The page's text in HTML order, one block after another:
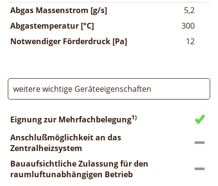
Abgas Massenstrom [g/s]
5,2
Abgastemperatur [°C]
300
Notwendiger Förderdruck [Pa]
12
weitere wichtige Geräteeigenschaften
Eignung zur Mehrfachbelegung1)
Anschlußmöglichkeit an das
Zentralheizsystem
Bauaufsichtliche Zulassung für den
raumluftunabhängigen Betrieb